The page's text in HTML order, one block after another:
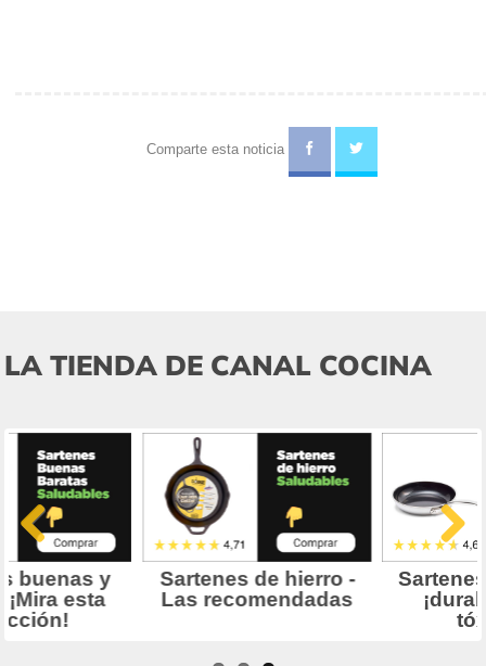
Comparte esta noticia
LA TIENDA DE CANAL COCINA